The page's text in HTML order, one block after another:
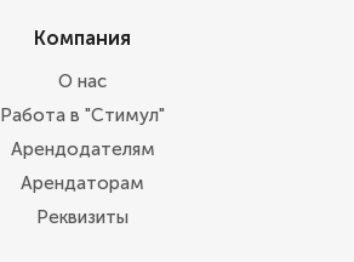
Компания
О нас
Работа в "Стимул"
Арендодателям
Арендаторам
Реквизиты